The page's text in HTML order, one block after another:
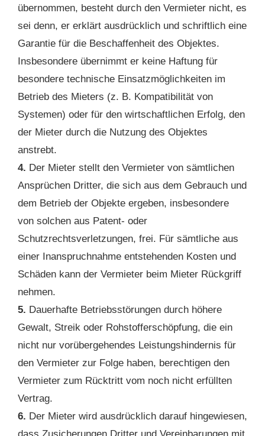
übernommen, besteht durch den Vermieter nicht, es
sei denn, er erklärt ausdrücklich und schriftlich eine
Garantie für die Beschaffenheit des Objektes.
Insbesondere übernimmt er keine Haftung für
besondere technische Einsatzmöglichkeiten im
Betrieb des Mieters (z. B. Kompatibilität von
Systemen) oder für den wirtschaftlichen Erfolg, den
der Mieter durch die Nutzung des Objektes
anstrebt.
4. Der Mieter stellt den Vermieter von sämtlichen
Ansprüchen Dritter, die sich aus dem Gebrauch und
dem Betrieb der Objekte ergeben, insbesondere
von solchen aus Patent- oder
Schutzrechtsverletzungen, frei. Für sämtliche aus
einer Inanspruchnahme entstehenden Kosten und
Schäden kann der Vermieter beim Mieter Rückgriff
nehmen.
5. Dauerhafte Betriebsstörungen durch höhere
Gewalt, Streik oder Rohstofferschöpfung, die ein
nicht nur vorübergehendes Leistungshindernis für
den Vermieter zur Folge haben, berechtigen den
Vermieter zum Rücktritt vom noch nicht erfüllten
Vertrag.
6. Der Mieter wird ausdrücklich darauf hingewiesen,